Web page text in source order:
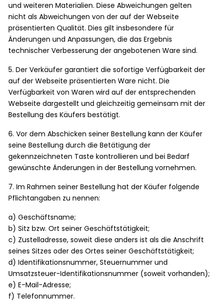
und weiteren Materialien. Diese Abweichungen gelten
nicht als Abweichungen von der auf der Webseite
präsentierten Qualität. Dies gilt insbesondere für
Änderungen und Anpassungen, die das Ergebnis
technischer Verbesserung der angebotenen Ware sind.
5. Der Verkäufer garantiert die sofortige Verfügbarkeit der
auf der Webseite präsentierten Ware nicht. Die
Verfügbarkeit von Waren wird auf der entsprechenden
Webseite dargestellt und gleichzeitig gemeinsam mit der
Bestellung des Käufers bestätigt.
6. Vor dem Abschicken seiner Bestellung kann der Käufer
seine Bestellung durch die Betätigung der
gekennzeichneten Taste kontrollieren und bei Bedarf
gewünschte Änderungen in der Bestellung vornehmen.
7. Im Rahmen seiner Bestellung hat der Käufer folgende
Pflichtangaben zu nennen:
a) Geschäftsname;
b) Sitz bzw. Ort seiner Geschäftstätigkeit;
c) Zustelladresse, soweit diese anders ist als die Anschrift
seines Sitzes oder des Ortes seiner Geschäftstätigkeit;
d) Identifikationsnummer, Steuernummer und
Umsatzsteuer-Identifikationsnummer (soweit vorhanden);
e) E-Mail-Adresse;
f) Telefonnummer.